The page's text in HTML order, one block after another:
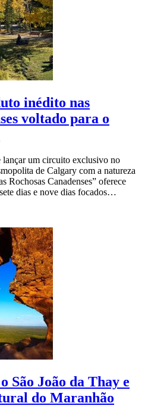
inédito nas
voltado para o
lançar um circuito exclusivo no
de Calgary com a natureza
Rochosas Canadenses” oferece
dias e nove dias focados…
São João da Thay e
do Maranhão